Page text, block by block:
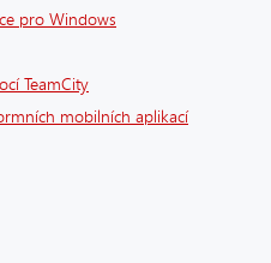
pro Windows
TeamCity
mobilních aplikací